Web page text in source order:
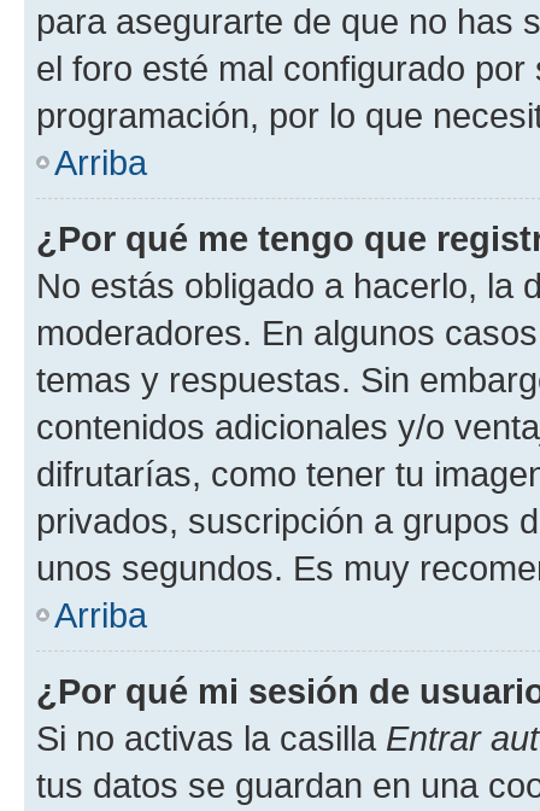
para asegurarte de que no has
el foro esté mal configurado
programación, por lo que
Arriba
¿Por qué me tengo que
No estás obligado a hacerlo, la
moderadores. En algunos
temas y respuestas. Sin
contenidos adicionales y/o
difrutarías, como tener tu
privados, suscripción a grupos
unos segundos. Es muy
Arriba
¿Por qué mi sesión de
Si no activas la casilla Entrar
tus datos se guardan en una